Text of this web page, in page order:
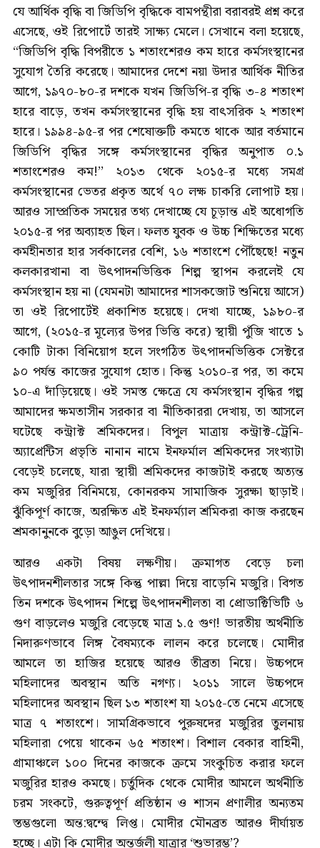
যে আর্থিক বৃদ্ধি বা জিডিপি বৃদ্ধিকে বামপন্থীরা বরাবরই প্রশ্ন করে
এসেছে, ওই রিপোর্টে তারই সাক্ষ্য মেলে। সেখানে বলা হয়েছে,
“জিডিপি বৃদ্ধি বিপরীতে ১ শতাংশেরও কম হারে কর্মসংস্থানের
সুযোগ তৈরি করেছে। আমাদের দেশে নয়া উদার আর্থিক নীতির
আগে, ১৯৭০-৮০-র দশকে যখন জিডিপি-র বৃদ্ধি ৩-৪ শতাংশ
হারে বাড়ে, তখন কর্মসংস্থানের বৃদ্ধি হয় বাৎসরিক ২ শতাংশ
হারে। ১৯৯৪-৯৫-র পর শেষোক্তটি কমতে থাকে আর বর্তমানে
জিডিপি বৃদ্ধির সঙ্গে কর্মসংস্থানের বৃদ্ধির অনুপাত ০.১
শতাংশেরও কম!’’ ২০১৩ থেকে ২০১৫-র মধ্যে সমগ্র
কর্মসংস্থানের ভেতর প্রকৃত অর্থে ৭০ লক্ষ চাকরি লোপাট হয়।
আরও সাম্প্রতিক সময়ের তথ্য দেখাচ্ছে যে চূড়ান্ত এই অধোগতি
২০১৫-র পর অব্যাহত ছিল। ফলত যুবক ও উচ্চ শিক্ষিতের মধ্যে
কর্মহীনতার হার সর্বকালের বেশি, ১৬ শতাংশে পৌঁছেছে! নতুন
কলকারখানা বা উৎপাদনভিত্তিক শিল্প স্থাপন করলেই যে
কর্মসংস্থান হয় না (যেমনটা আমাদের শাসকজোট শুনিয়ে আসে)
তা ওই রিপোর্টেই প্রকাশিত হয়েছে। দেখা যাচ্ছে, ১৯৮০-র
আগে, (২০১৫-র মূল্যের উপর ভিত্তি করে) স্থায়ী পুঁজি খাতে ১
কোটি টাকা বিনিয়োগ হলে সংগঠিত উৎপাদনভিত্তিক সেক্টরে
৯০ পর্যন্ত কাজের সুযোগ হোত। কিন্তু ২০১০-র পর, তা কমে
১০-এ দাঁড়িয়েছে। ওই সমস্ত ক্ষেত্রে যে কর্মসংস্থান বৃদ্ধির গল্প
আমাদের ক্ষমতাসীন সরকার বা নীতিকাররা দেখায়, তা আসলে
ঘটেছে কন্ট্রাক্ট শ্রমিকদের। বিপুল মাত্রায় কন্ট্রাক্ট-ট্রেনি-
অ্যাপ্রেন্টিস প্রভৃতি নানান নামে ইনফর্মাল শ্রমিকদের সংখ্যাটা
বেড়েই চলেছে, যারা স্থায়ী শ্রমিকদের কাজটাই করছে অত্যন্ত
কম মজুরির বিনিময়ে, কোনরকম সামাজিক সুরক্ষা ছাড়াই।
ঝুঁকিপূর্ণ কাজে, অরক্ষিত এই ইনফর্ম্যাল শ্রমিকরা কাজ করছেন
শ্রমকানুনকে বুড়ো আঙুল দেখিয়ে।
আরও একটা বিষয় লক্ষণীয়। ক্রমাগত বেড়ে চলা
উৎপাদনশীলতার সঙ্গে কিন্তু পাল্লা দিয়ে বাড়েনি মজুরি। বিগত
তিন দশকে উৎপাদন শিল্পে উৎপাদনশীলতা বা প্রোডাক্টিভিটি ৬
গুণ বাড়লেও মজুরি বেড়েছে মাত্র ১.৫ গুণ! ভারতীয় অর্থনীতি
নিদারুণভাবে লিঙ্গ বৈষম্যকে লালন করে চলেছে। মোদীর
আমলে তা হাজির হয়েছে আরও তীব্রতা নিয়ে। উচ্চপদে
মহিলাদের অবস্থান অতি নগণ্য। ২০১১ সালে উচ্চপদে
মহিলাদের অবস্থান ছিল ১৩ শতাংশ যা ২০১৫-তে নেমে এসেছে
মাত্র ৭ শতাংশে। সামগ্রিকভাবে পুরুষদের মজুরির তুলনায়
মহিলারা পেয়ে থাকেন ৬৫ শতাংশ। বিশাল বেকার বাহিনী,
গ্রামাঞ্চলে ১০০ দিনের কাজকে ক্রমে সংকুচিত করার ফলে
মজুরির হারও কমছে। চর্তুদিক থেকে মোদীর আমলে অর্থনীতি
চরম সংকটে, গুরুত্বপূর্ণ প্রতিষ্ঠান ও শাসন প্রণালীর অন্যতম
স্তম্ভগুলো অন্ত:দ্বন্দ্বে লিপ্ত। মোদীর মৌনব্রত আরও দীর্ঘায়ত
হচ্ছে। এটা কি মোদীর অন্তর্জলী যাত্রার ‘শুভারম্ভ’?